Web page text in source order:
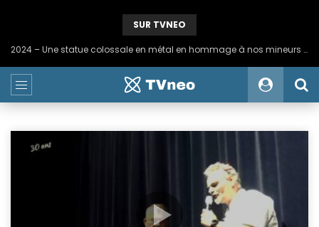
SUR TVNEO
2024 – Une statue colossale en métal en hommage à nos mineurs de fer